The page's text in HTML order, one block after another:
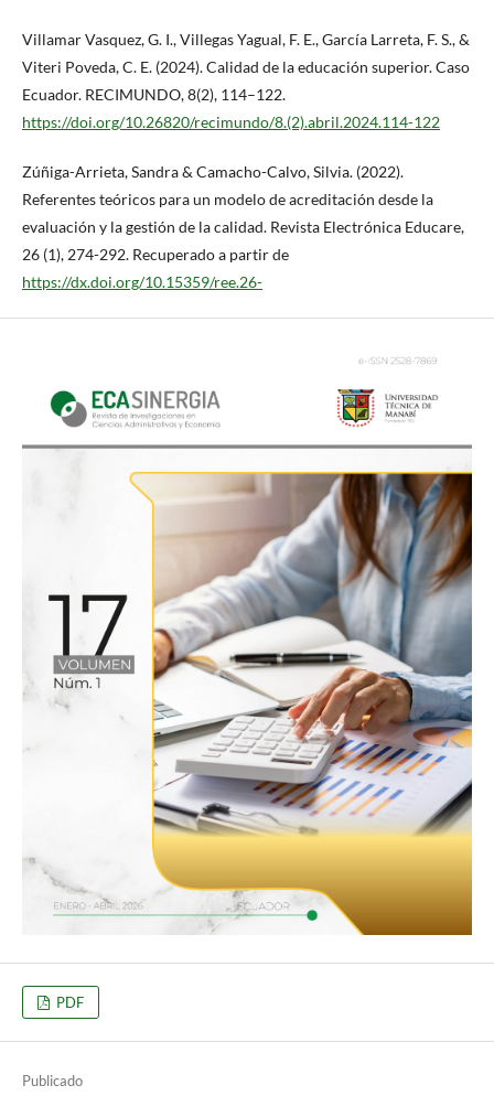
Villamar Vasquez, G. I., Villegas Yagual, F. E., García Larreta, F. S., &
Viteri Poveda, C. E. (2024). Calidad de la educación superior. Caso
Ecuador. RECIMUNDO, 8(2), 114–122.
https://doi.org/10.26820/recimundo/8.(2).abril.2024.114-122
Zúñiga-Arrieta, Sandra & Camacho-Calvo, Silvia. (2022).
Referentes teóricos para un modelo de acreditación desde la
evaluación y la gestión de la calidad. Revista Electrónica Educare,
26 (1), 274-292. Recuperado a partir de
https://dx.doi.org/10.15359/ree.26-
PDF
Publicado